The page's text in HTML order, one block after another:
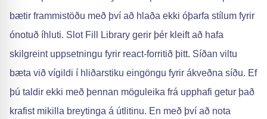
bætir frammistöðu með því að hlaða ekki óþarfa stílum fyrir
ónotuð íhluti. Slot Fill Library gerir þér kleift að hafa
skilgreint uppsetningu fyrir react-forritið þitt. Síðan viltu
bæta við vígildi í hliðarstiku eingöngu fyrir ákveðna síðu. Ef
þú taldir ekki með þennan möguleika frá upphafi getur það
krafist mikilla breytinga á útlitinu. En með því að nota